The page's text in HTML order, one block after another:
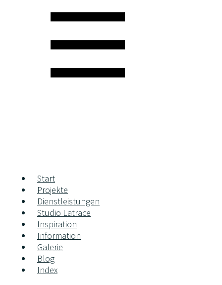
Start
Projekte
Dienstleistungen
Studio Latrace
Inspiration
Information
Galerie
Blog
Index